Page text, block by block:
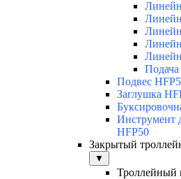
Подача
Подвес
Заглушка
Инструмент
HFP50
Закрытый
▼
Троллейный